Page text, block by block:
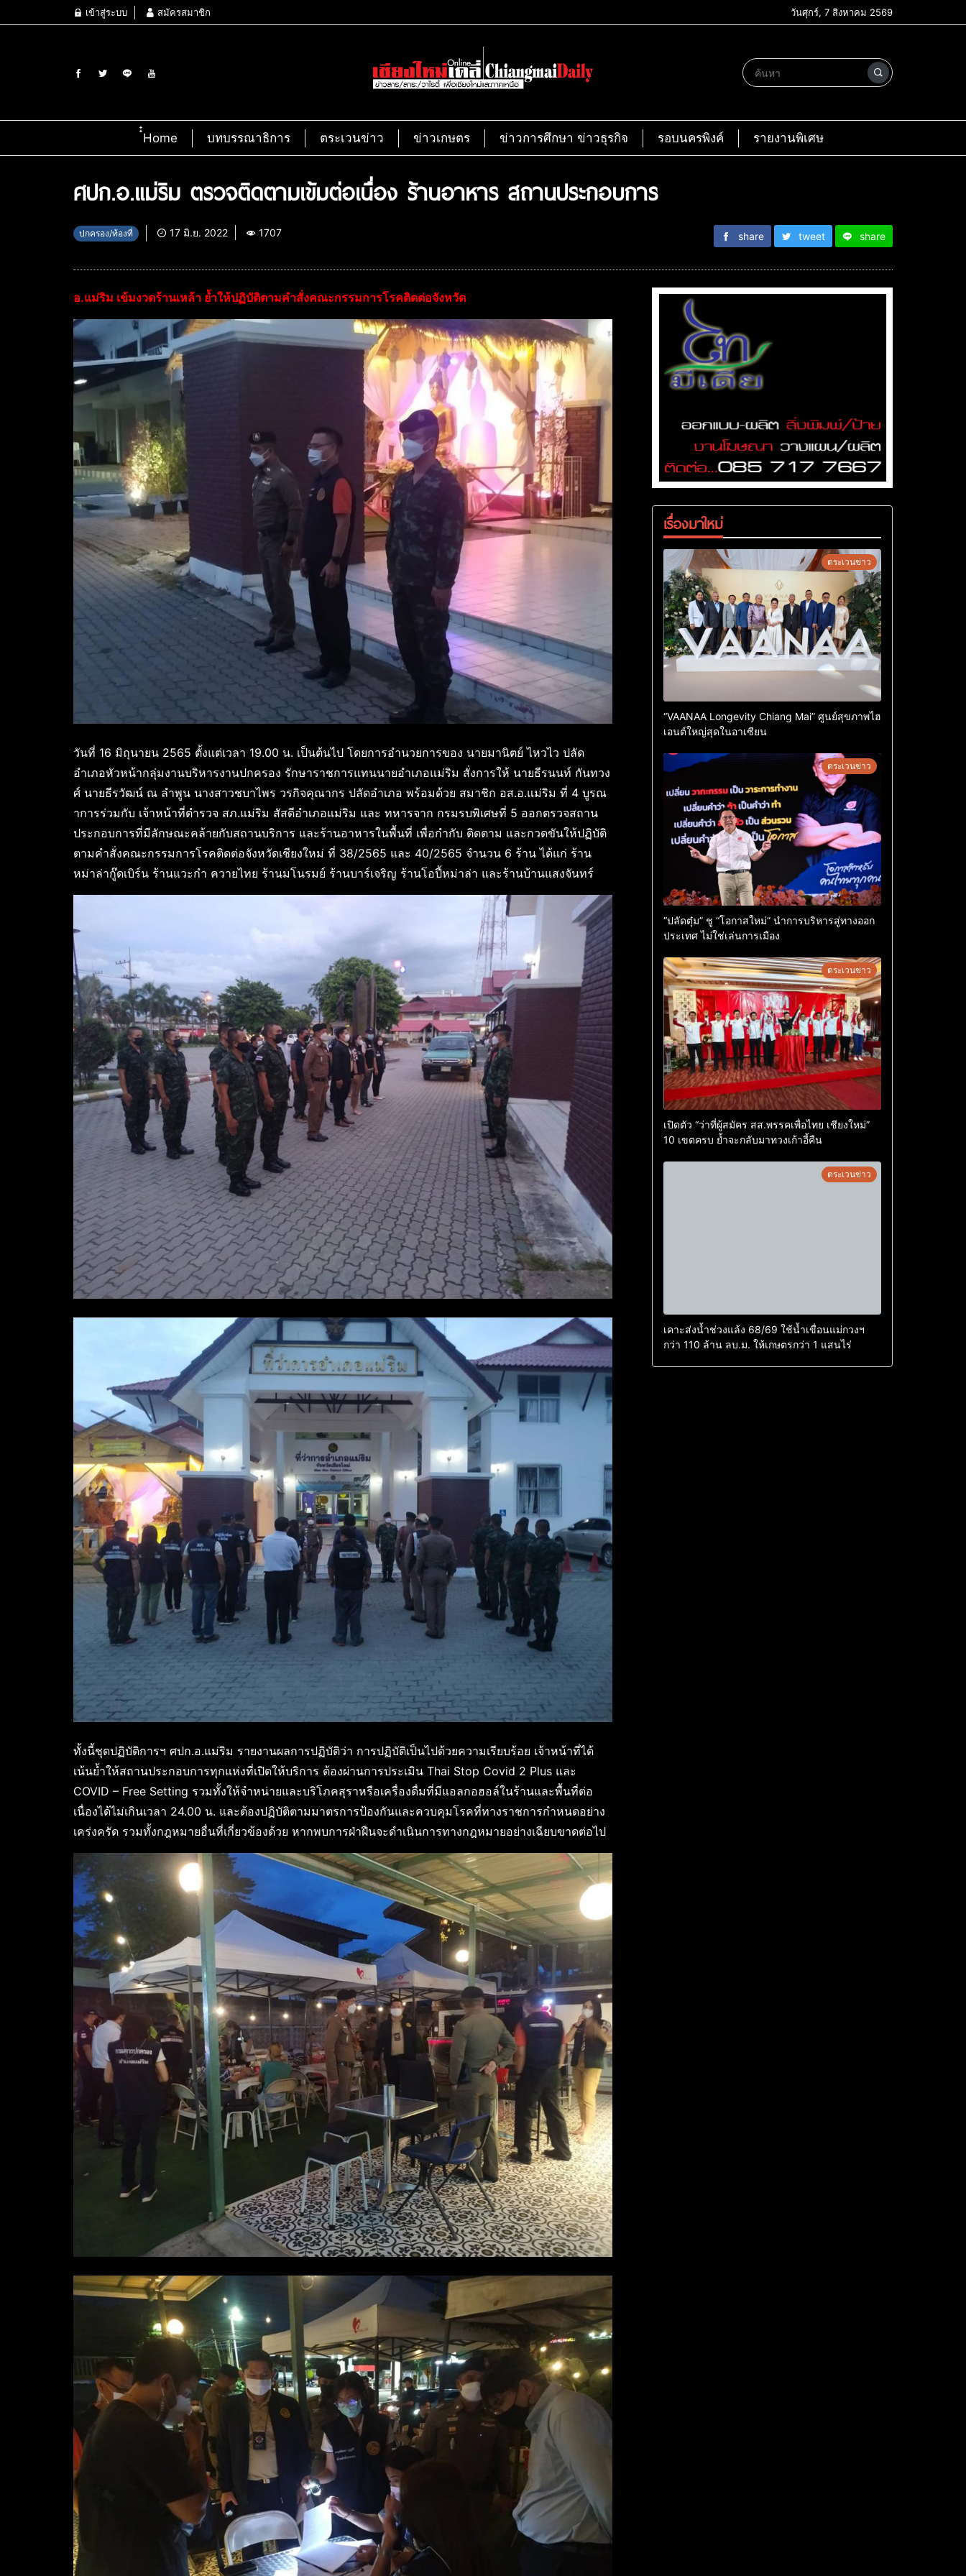
เข้าสู่ระบบ สมัครสมาชิก วันศุกร์, 7 สิงหาคม 2569
๋๋Home บทบรรณาธิการ ตระเวนข่าว ข่าวเกษตร ข่าวการศึกษา ข่าวธุรกิจ รอบนครพิงค์ รายงานพิเศษ
ศปก.อ.แม่ริม ตรวจติดตามเข้มต่อเนื่อง ร้านอาหาร สถานประกอบการ
ปกครอง/ท้องที่ 17 มิ.ย. 2022 1707 share tweet share
อ.แม่ริม เข้มงวดร้านเหล้า ย้ำให้ปฏิบัติตามคำสั่งคณะกรรมการโรคติดต่อจังหวัด
วันที่ 16 มิถุนายน 2565 ตั้งแต่เวลา 19.00 น. เป็นต้นไป โดยการอำนวยการของ นายมานิตย์ ไหวไว ปลัด
อำเภอหัวหน้ากลุ่มงานบริหารงานปกครอง รักษาราชการแทนนายอำเภอแม่ริม สั่งการให้ นายธีรนนท์ กันทวง
ศ์ นายธีรวัฒน์ ณ ลำพูน นางสาวชบาไพร วรกิจคุณากร ปลัดอำเภอ พร้อมด้วย สมาชิก อส.อ.แม่ริม ที่ 4 บูรณ
าการร่วมกับ เจ้าหน้าที่ตำรวจ สภ.แม่ริม สัสดีอำเภอแม่ริม และ ทหารจาก กรมรบพิเศษที่ 5 ออกตรวจสถาน
ประกอบการที่มีลักษณะคล้ายกับสถานบริการ และร้านอาหารในพื้นที่ เพื่อกำกับ ติดตาม และกวดขันให้ปฏิบัติ
ตามคำสั่งคณะกรรมการโรคติดต่อจังหวัดเชียงใหม่ ที่ 38/2565 และ 40/2565 จำนวน 6 ร้าน ได้แก่ ร้าน
หม่าล่ากู๊ดเบิร์น ร้านแวะกำ ควายไทย ร้านมโนรมย์ ร้านบาร์เจริญ ร้านโอปี้หม่าล่า และร้านบ้านแสงจันทร์
ทั้งนี้ชุดปฏิบัติการฯ ศปก.อ.แม่ริม รายงานผลการปฏิบัติว่า การปฏิบัติเป็นไปด้วยความเรียบร้อย เจ้าหน้าที่ได้
เน้นย้ำให้สถานประกอบการทุกแห่งที่เปิดให้บริการ ต้องผ่านการประเมิน Thai Stop Covid 2 Plus และ
COVID – Free Setting รวมทั้งให้จำหน่ายและบริโภคสุราหรือเครื่องดื่มที่มีแอลกอฮอล์ในร้านและพื้นที่ต่อ
เนื่องได้ไม่เกินเวลา 24.00 น. และต้องปฏิบัติตามมาตรการป้องกันและควบคุมโรคที่ทางราชการกำหนดอย่าง
เคร่งครัด รวมทั้งกฎหมายอื่นที่เกี่ยวข้องด้วย หากพบการฝ่าฝืนจะดำเนินการทางกฎหมายอย่างเฉียบขาดต่อไป
เรื่องมาใหม่
ตระเวนข่าว
“VAANAA Longevity Chiang Mai” ศูนย์สุขภาพไฮ
เอนต์ใหญ่สุดในอาเซียน
ตระเวนข่าว
“ปลัดตุ๋ม” ชู “โอกาสใหม่” นำการบริหารสู่ทางออก
ประเทศ ไม่ใช่เล่นการเมือง
ตระเวนข่าว
เปิดตัว “ว่าที่ผู้สมัคร สส.พรรคเพื่อไทย เชียงใหม่”
10 เขตครบ ย้ำจะกลับมาทวงเก้าอี้คืน
ตระเวนข่าว
เคาะส่งน้ำช่วงแล้ง 68/69 ใช้น้ำเขื่อนแม่กวงฯ
กว่า 110 ล้าน ลบ.ม. ให้เกษตรกว่า 1 แสนไร่